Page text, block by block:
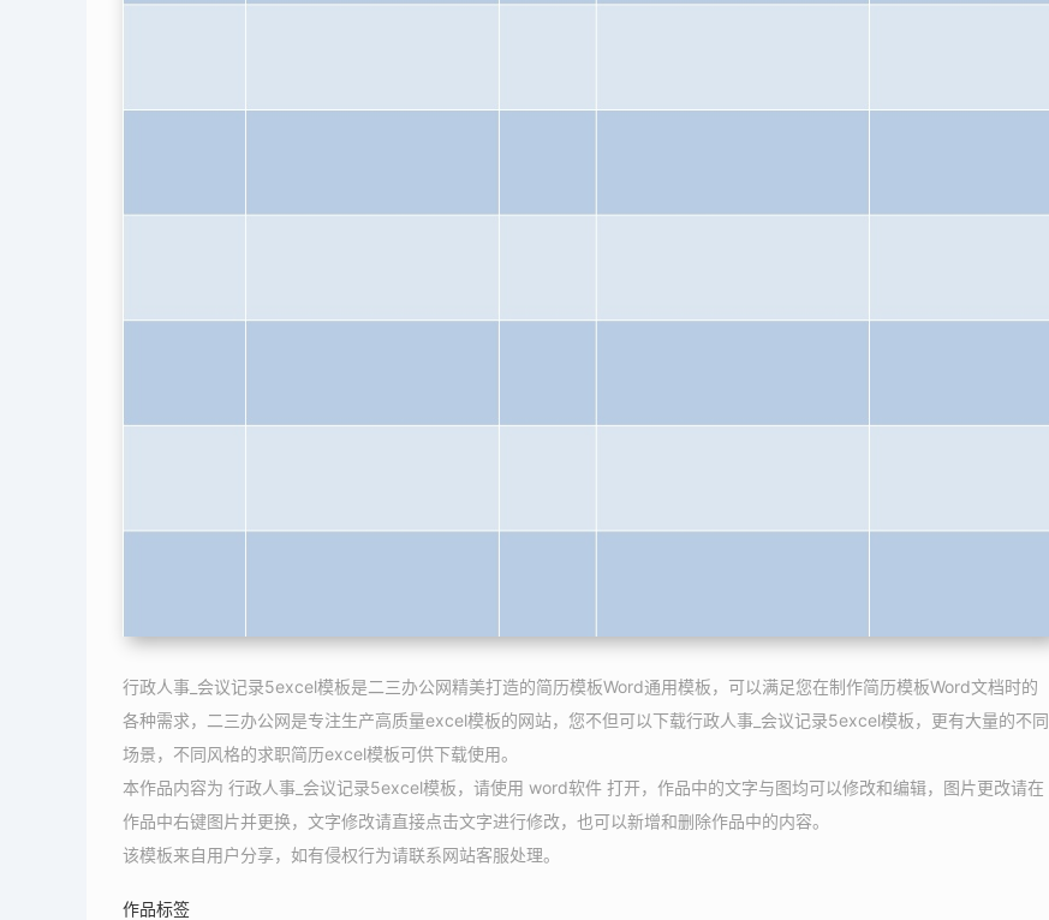
行政人事_会议记录5excel模板是二三办公网精美打造的简历模板Word通用模板，可以满足您在制作简历模板Word文档时的
各种需求，二三办公网是专注生产高质量excel模板的网站，您不但可以下载行政人事_会议记录5excel模板，更有大量的不同
场景，不同风格的求职简历excel模板可供下载使用。
本作品内容为 行政人事_会议记录5excel模板，请使用 word软件 打开，作品中的文字与图均可以修改和编辑，图片更改请在
作品中右键图片并更换，文字修改请直接点击文字进行修改，也可以新增和删除作品中的内容。
该模板来自用户分享，如有侵权行为请联系网站客服处理。
作品标签